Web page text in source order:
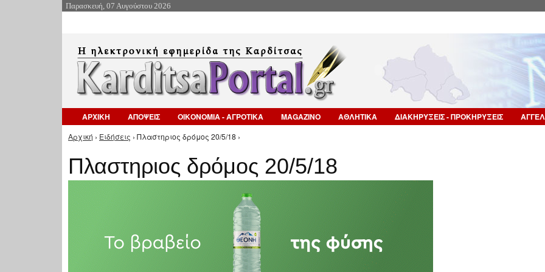
Παρασκευή, 07 Αυγούστου 2026
ΑΡΧΙΚΗ ΑΠΟΨΕΙΣ ΟΙΚΟΝΟΜΙΑ - ΑΓΡΟΤΙΚΑ MAGAZINO ΑΘΛΗΤΙΚΑ ΔΙΑΚΗΡΥΞΕΙΣ - ΠΡΟΚΗΡΥΞΕΙΣ
Είστε εδώ
Αρχική › Ειδήσεις › Πλαστηριος δρόμος 20/5/18 ›
Πλαστηριος δρόμος 20/5/18